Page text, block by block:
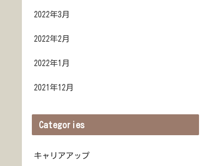
2022年3月
2022年2月
2022年1月
2021年12月
Categories
キャリアアップ